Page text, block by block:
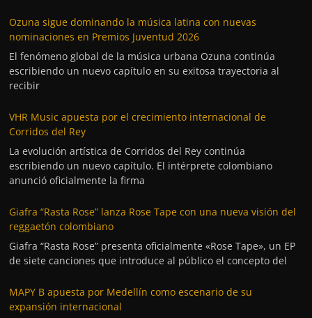
Ozuna sigue dominando la música latina con nuevas
nominaciones en Premios Juventud 2026
El fenómeno global de la música urbana Ozuna continúa
escribiendo un nuevo capítulo en su exitosa trayectoria al
recibir
VHR Music apuesta por el crecimiento internacional de
Corridos del Rey
La evolución artística de Corridos del Rey continúa
escribiendo un nuevo capítulo. El intérprete colombiano
anunció oficialmente la firma
Giafra “Rasta Rose” lanza Rose Tape con una nueva visión del
reggaetón colombiano
Giafra “Rasta Rose” presenta oficialmente «Rose Tape», un EP
de siete canciones que introduce al público el concepto del
MAPY B apuesta por Medellín como escenario de su
expansión internacional